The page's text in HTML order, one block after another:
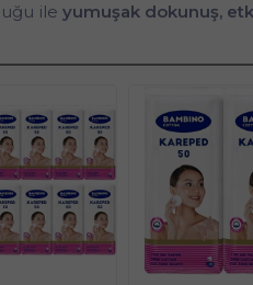
ile yumuşak dokunuş,